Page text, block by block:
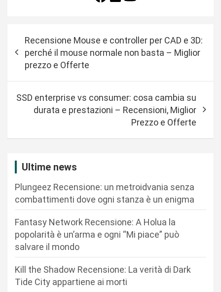
i
i
Recensione Mouse e controller per CAD e 3D:
perché il mouse normale non basta – Miglior
prezzo e Offerte
SSD enterprise vs consumer: cosa cambia su
durata e prestazioni – Recensioni, Miglior
Prezzo e Offerte
Ultime news
Plungeez Recensione: un metroidvania senza
combattimenti dove ogni stanza è un enigma
Fantasy Network Recensione: A Holua la
popolarità è un’arma e ogni “Mi piace” può
salvare il mondo
Kill the Shadow Recensione: La verità di Dark
Tide City appartiene ai morti